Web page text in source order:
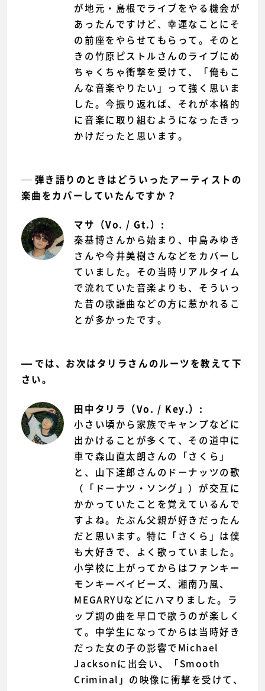
が地元・島根でライブをやる機会が
あったんですけど、幸運なことにそ
の前座をやらせてもらって。そのと
きの竹原ピストルさんのライブにめ
ちゃくちゃ衝撃を受けて、「俺もこ
んな音楽やりたい」って強く思いま
した。今振り返れば、それが本格的
に音楽に取り組むようになったきっ
かけだったと思います。
弾き語りのときはどういったアーティストの
楽曲をカバーしていたんですか？
マサ（Vo. / Gt.）:
秦基博さんから始まり、中島みゆき
さんや今井美樹さんなどをカバーし
ていました。その当時リアルタイム
で流れていた音楽よりも、そういっ
た昔の歌謡曲などの方に惹かれるこ
とが多かったです。
では、お次はタリラさんのルーツを教えて下
さい。
田中タリラ（Vo. / Key.）:
小さい頃から家族でキャンプなどに
出かけることが多くて、その道中に
車で森山直太朗さんの「さくら」
と、山下達郎さんのドーナッツの歌
（「ドーナツ・ソング」）が交互に
かかっていたことを覚えているんで
すよね。たぶん父親が好きだったん
だと思います。特に「さくら」は僕
も大好きで、よく歌っていました。
小学校に上がってからはファンキー
モンキーベイビーズ、湘南乃風、
MEGARYUなどにハマりました。ラ
ップ調の曲を早口で歌うのが楽しく
て。中学生になってからは当時好き
だった女の子の影響でMichael
Jacksonに出会い、「Smooth
Criminal」の映像に衝撃を受けて、